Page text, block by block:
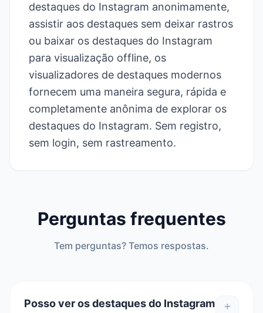
destaques do Instagram anonimamente,
assistir aos destaques sem deixar rastros
ou baixar os destaques do Instagram
para visualização offline, os
visualizadores de destaques modernos
fornecem uma maneira segura, rápida e
completamente anônima de explorar os
destaques do Instagram. Sem registro,
sem login, sem rastreamento.
Perguntas frequentes
Tem perguntas? Temos respostas.
Posso ver os destaques do Instagram